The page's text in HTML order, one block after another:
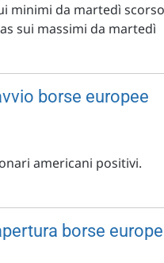
minimi da martedì
sui massimi da martedì
borse europee
americani positivi.
borse